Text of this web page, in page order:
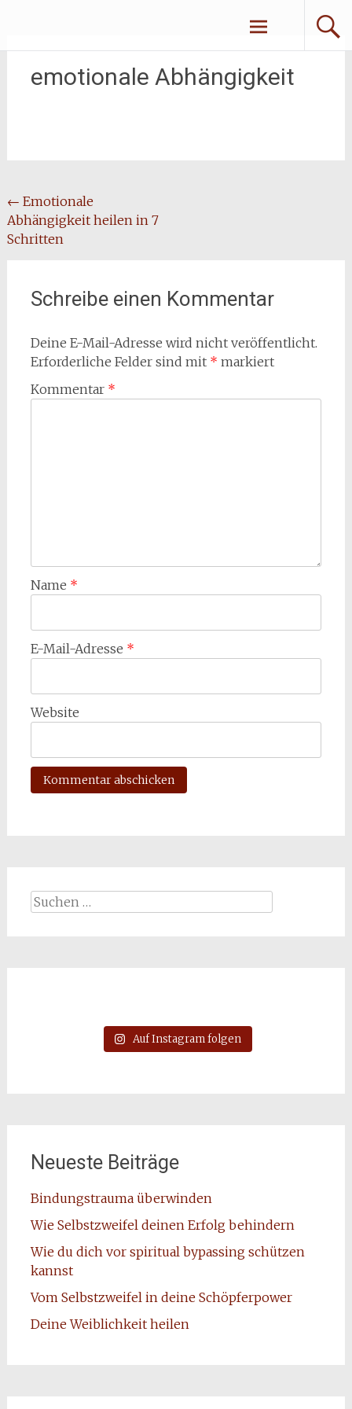
springen
emotionale Abhängigkeit
Beitragsnavigation
← Emotionale
Abhängigkeit heilen in 7
Schritten
Schreibe einen Kommentar
Deine E-Mail-Adresse wird nicht veröffentlicht.
Erforderliche Felder sind mit * markiert
Kommentar *
Name *
E-Mail-Adresse *
Website
Suchen
Auf Instagram folgen
Neueste Beiträge
Bindungstrauma überwinden
Wie Selbstzweifel deinen Erfolg behindern
Wie du dich vor spiritual bypassing schützen
kannst
Vom Selbstzweifel in deine Schöpferpower
Deine Weiblichkeit heilen